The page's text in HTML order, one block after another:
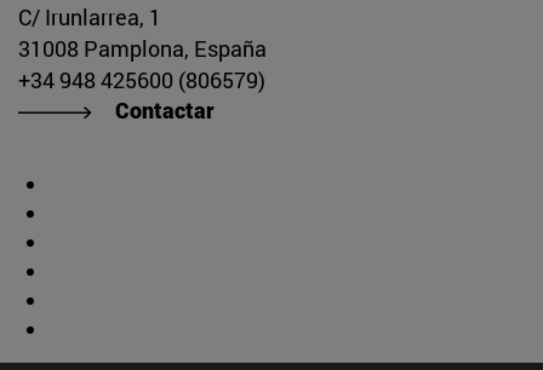
C/ Irunlarrea, 1
31008 Pamplona, España
+34 948 425600 (806579)
Contactar